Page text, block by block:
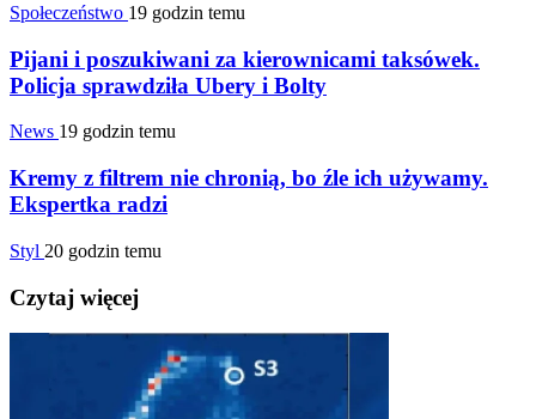
Społeczeństwo 19 godzin temu
Pijani i poszukiwani za kierownicami taksówek.
Policja sprawdziła Ubery i Bolty
News 19 godzin temu
Kremy z filtrem nie chronią, bo źle ich używamy.
Ekspertka radzi
Styl 20 godzin temu
Czytaj więcej